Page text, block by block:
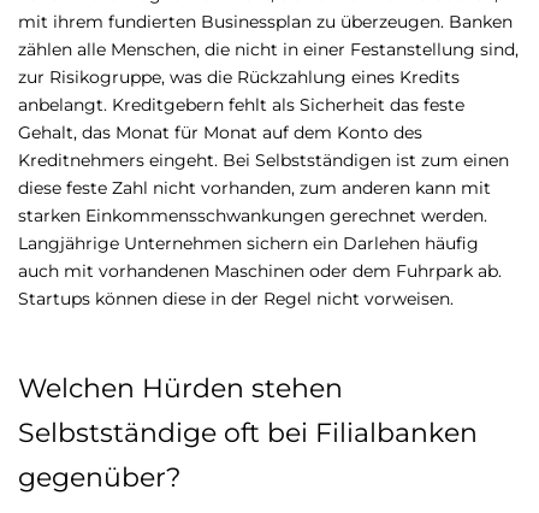
mit ihrem fundierten Businessplan zu überzeugen. Banken
zählen alle Menschen, die nicht in einer Festanstellung sind,
zur Risikogruppe, was die Rückzahlung eines Kredits
anbelangt. Kreditgebern fehlt als Sicherheit das feste
Gehalt, das Monat für Monat auf dem Konto des
Kreditnehmers eingeht. Bei Selbstständigen ist zum einen
diese feste Zahl nicht vorhanden, zum anderen kann mit
starken Einkommensschwankungen gerechnet werden.
Langjährige Unternehmen sichern ein Darlehen häufig
auch mit vorhandenen Maschinen oder dem Fuhrpark ab.
Startups können diese in der Regel nicht vorweisen.
Welchen Hürden stehen
Selbstständige oft bei Filialbanken
gegenüber?